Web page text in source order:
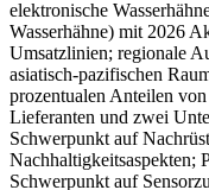
elektronische
Wasserhähne) mit 2026
Umsatzlinien; regionale
asiatisch-pazifischen
prozentualen Anteilen
Lieferanten und zwei
Schwerpunkt auf
Nachhaltigkeitsaspekten;
Schwerpunkt auf